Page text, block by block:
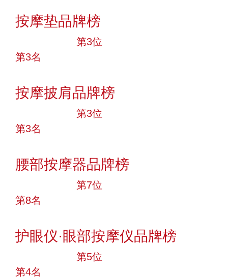
按摩垫品牌榜
第3位
第3名
按摩披肩品牌榜
第3位
第3名
腰部按摩器品牌榜
第7位
第8名
护眼仪·眼部按摩仪品牌榜
第5位
第4名